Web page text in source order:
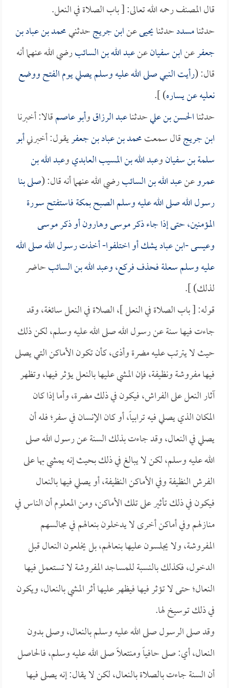
قال المصنف رحمه الله تعالى: [ باب الصلاة في النعل.
حدثنامسددحدثنايحيىعنابن جريجحدثنيمحمد بن عباد بن
جعفرعنابن سفيانعنعبد الله بن السائبرضي الله عنهما أنه
قال: (رأيت النبي صلى الله عليه وسلم يصلي يوم الفتح ووضع
نعليه عن يساره) ].
حدثناالحسن بن عليحدثناعبد الرزاقوأبو عاصمقالا: أخبرنا
ابن جريجقال سمعتمحمد بن عباد بن جعفريقول: أخبرنيأبو
سلمة بن سفيانوعبد الله بن المسيب العابديوعبد الله بن
عمروعنعبد الله بن السائبرضي الله عنهما أنه قال: (صلى بنا
رسول الله صلى الله عليه وسلم الصبح بمكة فاستفتح سورة
المؤمنين، حتى إذا جاء ذكر موسى وهارون أو ذكر موسى
وعيسى -ابن عباديشك أو اختلفوا- أخذت رسول الله صلى الله
عليه وسلم سعلة فحذف فركع، وعبد الله بن السائبحاضر
لذلك) ].
قوله: [ باب الصلاة في النعل ]، الصلاة في النعل سائغة، وقد
جاءت فيها سنة عن رسول الله صلى الله عليه وسلم، لكن ذلك
حيث لا يترتب عليه مضرة وأذى، كأن تكون الأماكن التي يصلى
فيها مفروشة ونظيفة، فإن المشي عليها بالنعل يؤثر فيها، وتظهر
آثار النعل على الفراش، فيكون في ذلك مضرة، وأما إذا كان
المكان الذي يصلي فيه ترابياً، أو كان الإنسان في سفر؛ فله أن
يصلي في النعال، وقد جاءت بذلك السنة عن رسول الله صلى
الله عليه وسلم، لكن لا يبالغ في ذلك بحيث إنه يمشي بها على
الفرش النظيفة وفي الأماكن النظيفة، أو يصلي فيها بالنعال
فيكون في ذلك تأثير على تلك الأماكن، ومن المعلوم أن الناس في
منازلهم وفي أماكن أخرى لا يدخلون بنعالهم في مجالسهم
المفروشة، ولا يجلسون عليها بنعالهم، بل يخلعون النعال قبل
الدخول، فكذلك بالنسبة للمساجد المفروشة لا تستعمل فيها
النعال؛ حتى لا تؤثر فيها فيظهر عليها أثر المشي بالنعال، ويكون
في ذلك توسيخ لها.
وقد صلى الرسول صلى الله عليه وسلم بالنعال، وصلى بدون
النعال، أي: صلى حافياً ومنتعلاً صلى الله عليه وسلم، فالحاصل
أن السنة جاءت بالصلاة بالنعال، لكن لا يقال: إنه يصلى فيها